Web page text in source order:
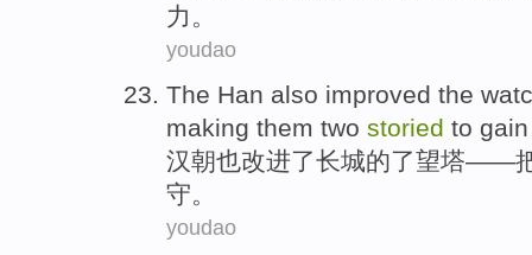
力 。
youdao
The Han also improved the
making them two storied to gain
汉朝也改进了长城的了望塔——
守。
youdao